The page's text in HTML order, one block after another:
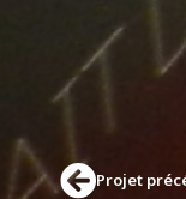
Projet